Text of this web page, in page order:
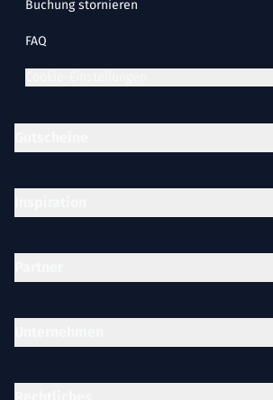
Buchung stornieren
FAQ